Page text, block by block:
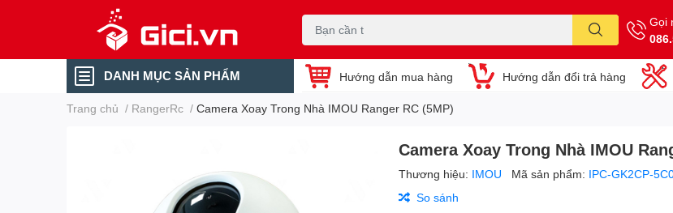
Gọi
DANH MỤC SẢN PHẨM Hướng dẫn mua hàng Hướng dẫn đổi trả hàng
Trang chủ / RangerRc / Camera Xoay Trong Nhà IMOU Ranger RC (5MP)
Camera Xoay Trong Nhà IMOU
Thương hiệu: IMOU Mã sản phẩm: IPC-GK2CP-
So sánh